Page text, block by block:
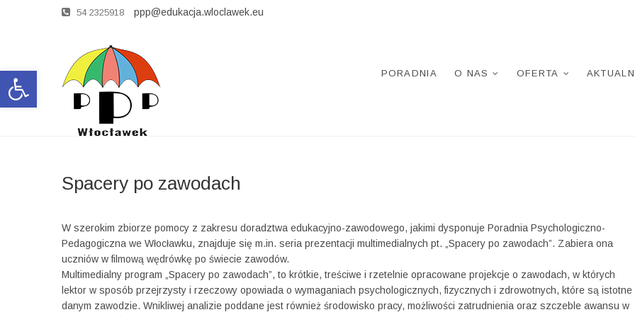
Open toolbar
54 2325918 ppp@edukacja.wloclawek.eu
PORADNIA O NAS OFERTA
Spacery po zawodach
W szerokim zbiorze pomocy z zakresu doradztwa edukacyjno-zawodowego, jakimi dysponuje Poradnia Psychologiczno-
Pedagogiczna we Włocławku, znajduje się m.in. seria prezentacji multimedialnych pt. „Spacery po zawodach”. Zabiera ona
uczniów w filmową wędrówkę po świecie zawodów.
Multimedialny program „Spacery po zawodach”, to krótkie, treściwe i rzetelnie opracowane projekcje o zawodach, w których
lektor w sposób przejrzysty i rzeczowy opowiada o wymaganiach psychologicznych, fizycznych i zdrowotnych, które są istotne
danym zawodzie. Wnikliwej analizie poddane jest również środowisko pracy, możliwości zatrudnienia oraz szczeble awansu w